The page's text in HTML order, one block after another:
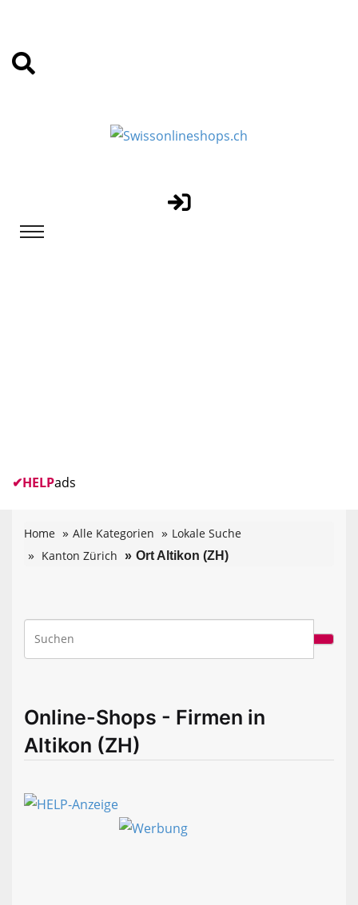
✔HELPads
Home Alle Kategorien
Lokale Suche
Kanton Zürich
Ort Altikon (ZH)
Online-Shops - Firmen in
Altikon (ZH)